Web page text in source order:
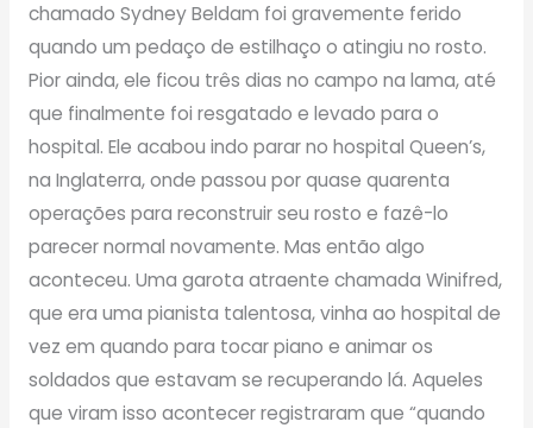
chamado Sydney Beldam foi gravemente ferido
quando um pedaço de estilhaço o atingiu no rosto.
Pior ainda, ele ficou três dias no campo na lama, até
que finalmente foi resgatado e levado para o
hospital. Ele acabou indo parar no hospital Queen’s,
na Inglaterra, onde passou por quase quarenta
operações para reconstruir seu rosto e fazê-lo
parecer normal novamente. Mas então algo
aconteceu. Uma garota atraente chamada Winifred,
que era uma pianista talentosa, vinha ao hospital de
vez em quando para tocar piano e animar os
soldados que estavam se recuperando lá. Aqueles
que viram isso acontecer registraram que “quando